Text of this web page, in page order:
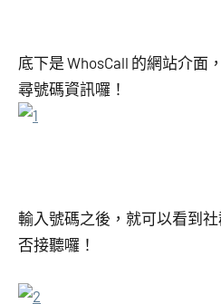
底下是 WhosCall 的網站介面
尋號碼資訊囉！
輸入號碼之後，就可以看到
否接聽囉！